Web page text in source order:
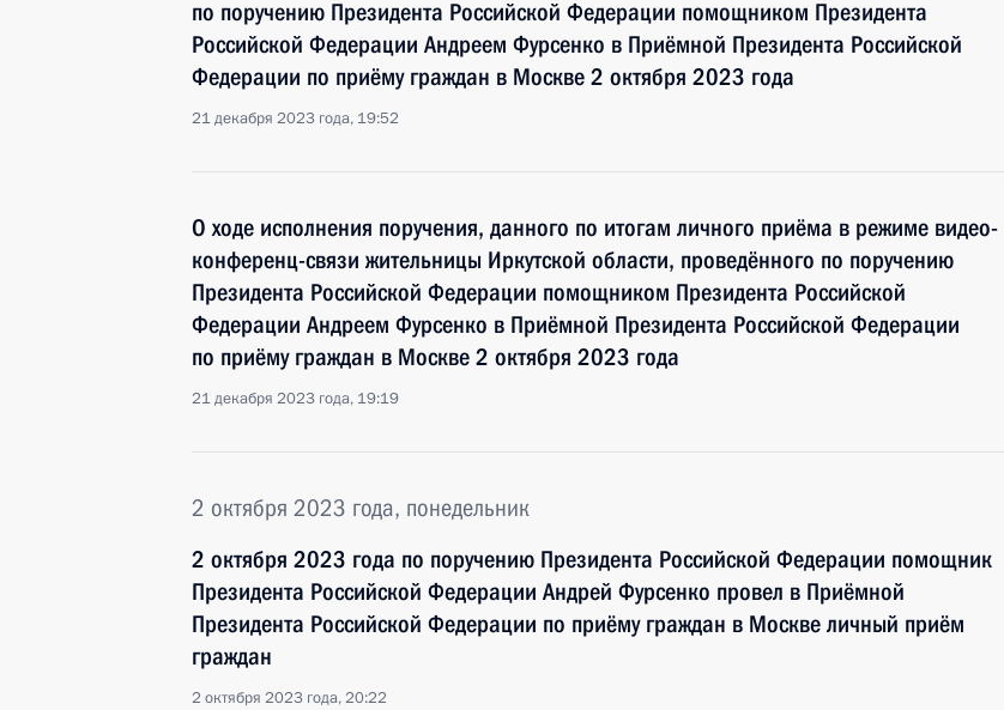
по поручению Президента Российской Федерации помощником Президента
Российской Федерации Андреем Фурсенко в Приёмной Президента Российской
Федерации по приёму граждан в Москве 2 октября 2023 года
21 декабря 2023 года, 19:52
О ходе исполнения поручения, данного по итогам личного приёма в режиме видео-
конференц-связи жительницы Иркутской области, проведённого по поручению
Президента Российской Федерации помощником Президента Российской
Федерации Андреем Фурсенко в Приёмной Президента Российской Федерации
по приёму граждан в Москве 2 октября 2023 года
21 декабря 2023 года, 19:19
2 октября 2023 года, понедельник
2 октября 2023 года по поручению Президента Российской Федерации помощник
Президента Российской Федерации Андрей Фурсенко провел в Приёмной
Президента Российской Федерации по приёму граждан в Москве личный приём
граждан
2 октября 2023 года, 20:22